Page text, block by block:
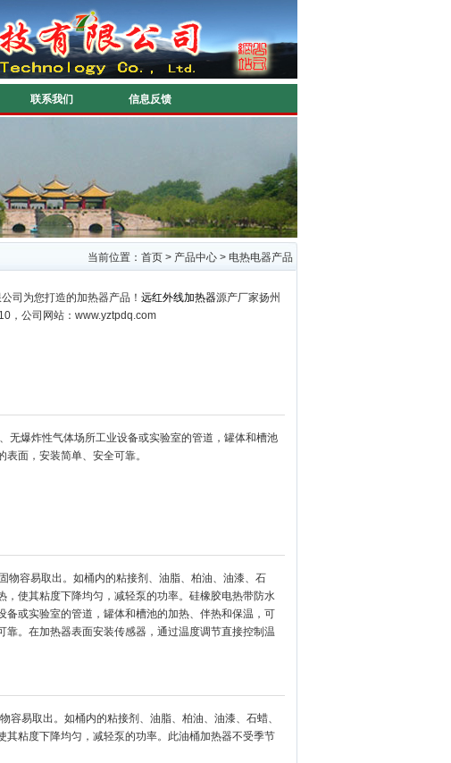
联系我们 信息反馈
当前位置： 首页 > 产品中心 > 电热电器产品
司为您打造的加热器产品！ 远红外线加热器源产厂家扬州
，公司网站： www.yztpdq.com
无爆炸性气体场所工业设备或实验室的管道，罐体和槽池
面，安装简单、安全可靠。
物容易取出。如桶内的粘接剂、油脂、柏油、油漆、石
使其粘度下降均匀，减轻泵的功率。硅橡胶电热带防水
或实验室的管道，罐体和槽池的加热、伴热和保温，可
。在加热器表面安装传感器，通过温度调节直接控制温
容易取出。如桶内的粘接剂、油脂、柏油、油漆、石蜡、
粘度下降均匀，减轻泵的功率。此油桶加热器不受季节